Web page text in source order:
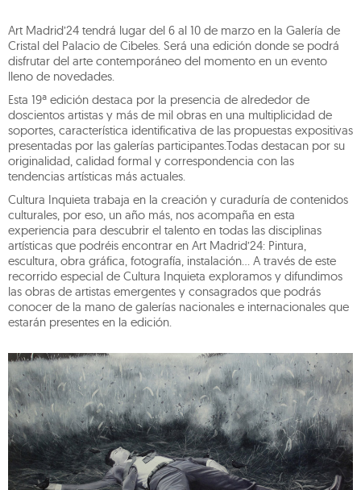
Art Madrid’24 tendrá lugar del 6 al 10 de marzo en la Galería de
Cristal del Palacio de Cibeles. Será una edición donde se podrá
disfrutar del arte contemporáneo del momento en un evento
lleno de novedades.
Esta 19ª edición destaca por la presencia de alrededor de
doscientos artistas y más de mil obras en una multiplicidad de
soportes, característica identificativa de las propuestas expositivas
presentadas por las galerías participantes.Todas destacan por su
originalidad, calidad formal y correspondencia con las
tendencias artísticas más actuales.
Cultura Inquieta trabaja en la creación y curaduría de contenidos
culturales, por eso, un año más, nos acompaña en esta
experiencia para descubrir el talento en todas las disciplinas
artísticas que podréis encontrar en Art Madrid’24: Pintura,
escultura, obra gráfica, fotografía, instalación… A través de este
recorrido especial de Cultura Inquieta exploramos y difundimos
las obras de artistas emergentes y consagrados que podrás
conocer de la mano de galerías nacionales e internacionales que
estarán presentes en la edición.